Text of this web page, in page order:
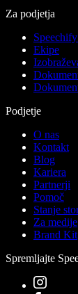
Za podjetja
Ekipe
Podjetje
O nas
Kontakt
Blog
Kariera
Partnerji
Pomoč
Stanje
Za medije
Brand Kit
Spremljajte